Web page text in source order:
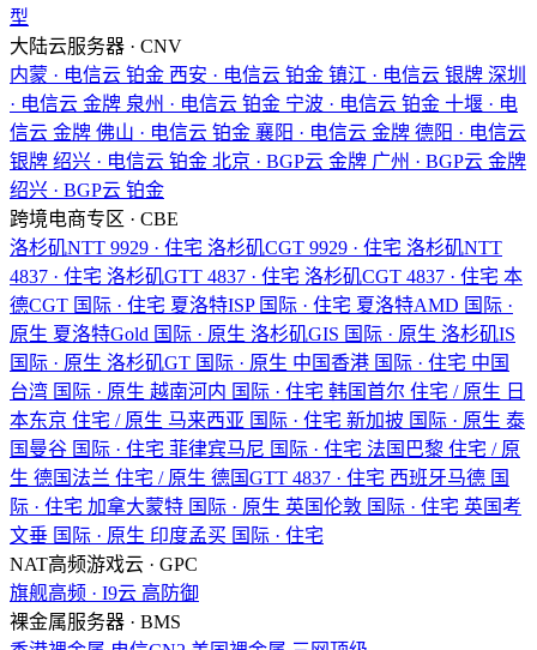
型
大陆云服务器 · CNV
内蒙 · 电信云 铂金 西安 · 电信云 铂金 镇江 · 电信云 银牌 深圳
· 电信云 金牌 泉州 · 电信云 铂金 宁波 · 电信云 铂金 十堰 · 电
信云 金牌 佛山 · 电信云 铂金 襄阳 · 电信云 金牌 德阳 · 电信云
银牌 绍兴 · 电信云 铂金 北京 · BGP云 金牌 广州 · BGP云 金牌
绍兴 · BGP云 铂金
跨境电商专区 · CBE
洛杉矶NTT 9929 · 住宅 洛杉矶CGT 9929 · 住宅 洛杉矶NTT
4837 · 住宅 洛杉矶GTT 4837 · 住宅 洛杉矶CGT 4837 · 住宅 本
德CGT 国际 · 住宅 夏洛特ISP 国际 · 住宅 夏洛特AMD 国际 ·
原生 夏洛特Gold 国际 · 原生 洛杉矶GIS 国际 · 原生 洛杉矶IS
国际 · 原生 洛杉矶GT 国际 · 原生 中国香港 国际 · 住宅 中国
台湾 国际 · 原生 越南河内 国际 · 住宅 韩国首尔 住宅 / 原生 日
本东京 住宅 / 原生 马来西亚 国际 · 住宅 新加披 国际 · 原生 泰
国曼谷 国际 · 住宅 菲律宾马尼 国际 · 住宅 法国巴黎 住宅 / 原
生 德国法兰 住宅 / 原生 德国GTT 4837 · 住宅 西班牙马德 国
际 · 住宅 加拿大蒙特 国际 · 原生 英国伦敦 国际 · 住宅 英国考
文垂 国际 · 原生 印度孟买 国际 · 住宅
NAT高频游戏云 · GPC
旗舰高频 · I9云 高防御
裸金属服务器 · BMS